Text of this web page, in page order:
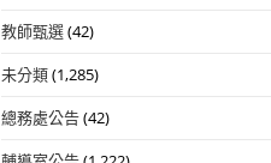
教師甄選(42)
未分類(1,285)
總務處公告(42)